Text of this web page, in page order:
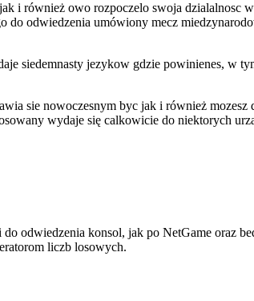
i również owo rozpoczelo swoja
do odwiedzenia umówiony mecz
siedemnasty jezykow gdzie powinienes, w
sie nowoczesnym byc jak i również
wydaje się calkowicie do niektorych
odwiedzenia konsol, jak po NetGame oraz
liczb losowych.